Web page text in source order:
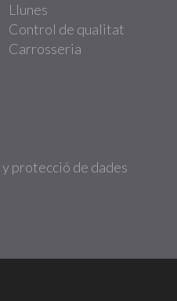
Llunes
Control de qualitat
Carrosseria
protecció de dades